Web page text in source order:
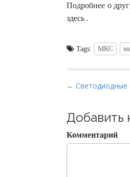
Подробнее о
здесь .
Tags: МКС
P
s
t
n
← Светодиодные
Добавить
Комментарий